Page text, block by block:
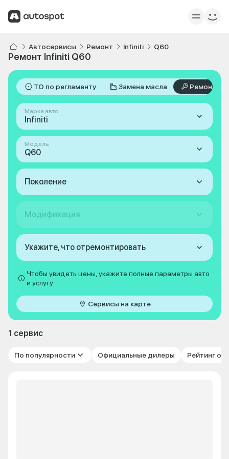
Автосервисы Ремонт Infiniti Q60
Ремонт Infiniti Q60
ТО по регламенту Замена масла Ремонт
Марка авто
Infiniti
Модель
Q60
Поколение
Модификация
Укажите, что отремонтировать
Чтобы увидеть цены, укажите полные параметры авто
и услугу
Сервисы на карте
1 сервис
По популярности Официальные дилеры Рейтинг